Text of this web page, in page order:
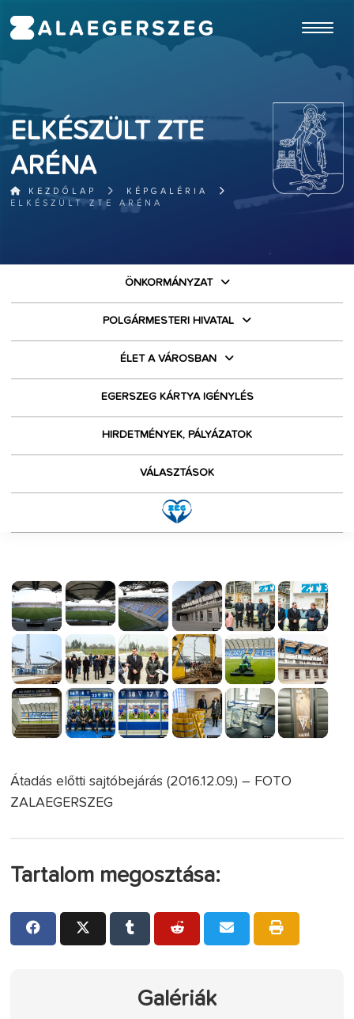
ELKÉSZÜLT ZTE
ARÉNA
KEZDŐLAP
KÉPGALÉRIA
ELKÉSZÜLT ZTE ARÉNA
ÖNKORMÁNYZAT
POLGÁRMESTERI HIVATAL
ÉLET A VÁROSBAN
EGERSZEG KÁRTYA IGÉNYLÉS
HIRDETMÉNYEK, PÁLYÁZATOK
VÁLASZTÁSOK
Átadás előtti sajtóbejárás (2016.12.09.) – FOTO
ZALAEGERSZEG
Tartalom megosztása:
Galériák